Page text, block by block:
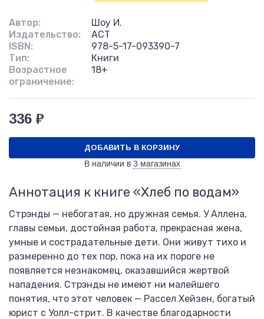
Автор:
Шоу И.
Издательство:
АСТ
ISBN:
978-5-17-093390-7
Тип:
Книги
Возрастное
ограничение:
18+
336 ₽
ДОБАВИТЬ В КОРЗИНУ
В наличии в 3 магазинах
Аннотация к книге «Хлеб по водам»
Стрэнды — небогатая, но дружная семья. У Аллена,
главы семьи, достойная работа, прекрасная жена,
умные и сострадательные дети. Они живут тихо и
размеренно до тех пор, пока на их пороге не
появляется незнакомец, оказавшийся жертвой
нападения. Стрэнды не имеют ни малейшего
понятия, что этот человек — Рассел Хейзен, богатый
юрист с Уолл-стрит. В качестве благодарности